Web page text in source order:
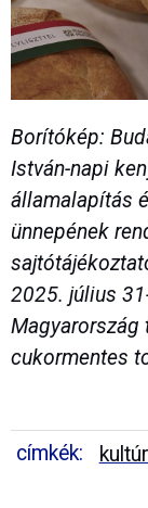
Borítókép:
István-napi
államalapítás
ünnepének
2025. július
Magyarország
cukormentes
címkék: